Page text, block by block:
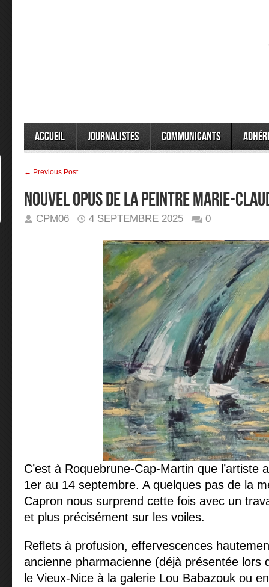
Accueil Journalistes Communicants
← Previous Post
Nouvel opus de la peintre Marie-
CPM06 4 SEPTEMBRE 2025 0
C’est à Roquebrune-Cap-Martin que l’artiste
1er au 14 septembre. A quelques pas de la
Capron nous surprend cette fois avec un
et plus précisément sur les voiles.
Reflets à profusion, effervescences
ancienne pharmacienne (déjà présentée lors
le Vieux-Nice à la galerie Lou Babazouk ou